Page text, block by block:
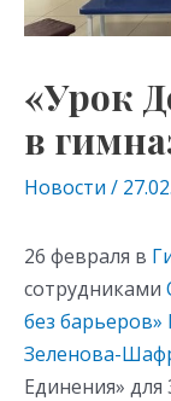
«Урок
в
Новости /
26 февраля в
сотрудниками
без барьеров»
Зеленова-
Единения» для